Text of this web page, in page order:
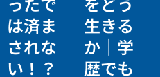
は済ま
されな
い！？
生きる
か｜学
歴でも